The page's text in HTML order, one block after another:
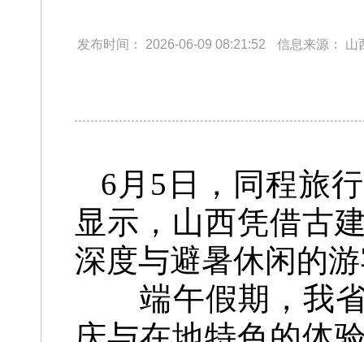
发布时间： 2026-06-09 08:21:52 信息来源： 山
6月5日，同程旅
显示，山西凭借古
深度与避暑休闲的
端午假期，我省